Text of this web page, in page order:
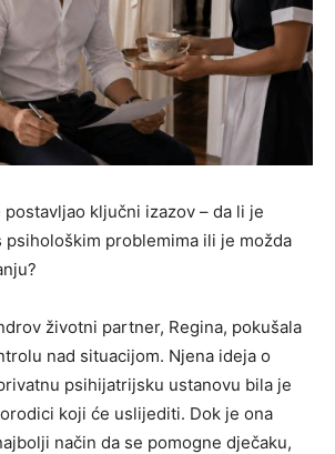
ključni izazov – da li je
psihološkim problemima ili je možda
životni partner, Regina, pokušala
nad situacijom. Njena ideja o
psihijatrijsku ustanovu bila je
koji će uslijediti. Dok je ona
način da se pomogne dječaku,